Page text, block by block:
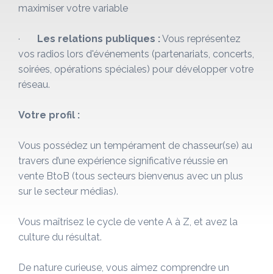
maximiser votre variable
· Les relations publiques :Vous représentez
vos radios lors d'événements (partenariats, concerts,
soirées, opérations spéciales) pour développer votre
réseau.
Votre profil :
Vous possédez un tempérament de chasseur(se) au
travers d’une expérience significative réussie en
vente BtoB (tous secteurs bienvenus avec un plus
sur le secteur médias).
Vous maîtrisez le cycle de vente A à Z, et avez la
culture du résultat.
De nature curieuse, vous aimez comprendre un